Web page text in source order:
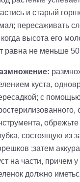
и старый
пересаживать
когда высота его
равна не меньше
куста,
с
состоящую из
;затем
на части, причем
должно